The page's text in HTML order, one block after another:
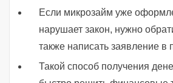
Если микрозайм уже
нарушает закон, нужно
также написать заявление в
Такой способ получения